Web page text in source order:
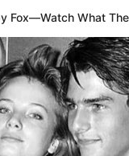
Fox—Watch What